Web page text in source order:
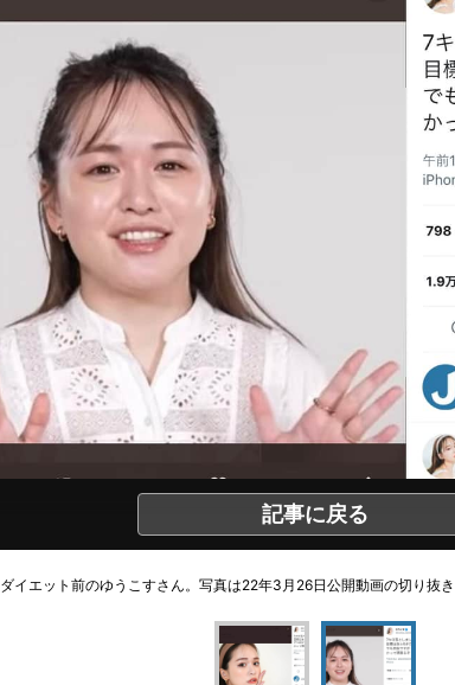
記事に戻る
ダイエット前のゆうこすさん。写真は22年3月26日公開動画の切り抜